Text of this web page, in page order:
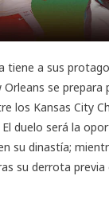
tiene a sus
se prepara
los Kansas City
El duelo será la
su dinastía;
su derrota previa